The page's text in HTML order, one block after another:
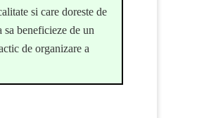
si care doreste de
sa beneficieze de un
de organizare a